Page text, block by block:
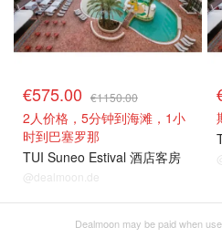
€575.00 €1150.00
2人价格，5分钟到海滩，1小
时到巴塞罗那
TUI Suneo Estival 酒店客房
@dealmoon.de
Dealmoon may be paid when